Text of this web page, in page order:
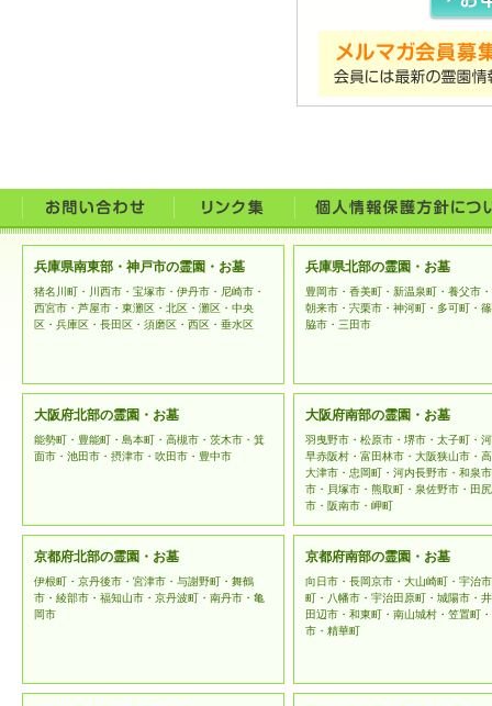
兵庫県南東部・神戸市の霊園・お墓
猪名川町・川西市・宝塚市・伊丹市・尼崎市・
西宮市・芦屋市・東灘区・北区・灘区・中央
区・兵庫区・長田区・須磨区・西区・垂水区
兵庫県北部の霊園・お墓
豊岡市・香美町・新温泉町・養父市
朝来市・宍栗市・神河町・多可町・
脇市・三田市
大阪府北部の霊園・お墓
能勢町・豊能町・島本町・高槻市・茨木市・箕
面市・池田市・摂津市・吹田市・豊中市
大阪府南部の霊園・お墓
羽曳野市・松原市・堺市・太子町・
早赤阪村・富田林市・大阪狭山市・
大津市・忠岡町・河内長野市・和泉
市・貝塚市・熊取町・泉佐野市・田
市・阪南市・岬町
京都府北部の霊園・お墓
伊根町・京丹後市・宮津市・与謝野町・舞鶴
市・綾部市・福知山市・京丹波町・南丹市・亀
岡市
京都府南部の霊園・お墓
向日市・長岡京市・大山崎町・宇治
町・八幡市・宇治田原町・城陽市・
田辺市・和東町・南山城村・笠置町
市・精華町